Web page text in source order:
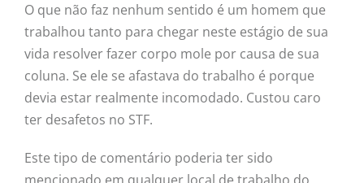
O que não faz nenhum sentido é um homem que
trabalhou tanto para chegar neste estágio de sua
vida resolver fazer corpo mole por causa de sua
coluna. Se ele se afastava do trabalho é porque
devia estar realmente incomodado. Custou caro
ter desafetos no STF.
Este tipo de comentário poderia ter sido